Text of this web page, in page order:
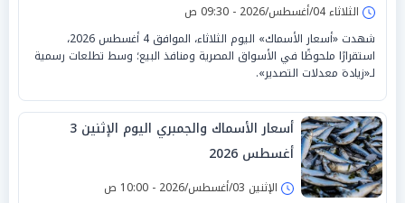
الثلاثاء 04/أغسطس/2026 - 09:30 ص
شهدت «أسعار الأسماك» اليوم الثلاثاء، الموافق 4 أغسطس 2026،
استقرارًا ملحوظًا في الأسواق المصرية ومنافذ البيع؛ وسط تطلعات رسمية
لـ«زيادة معدلات التصدير».
أسعار الأسماك والجمبري اليوم الإثنين 3
أغسطس 2026
الإثنين 03/أغسطس/2026 - 10:00 ص